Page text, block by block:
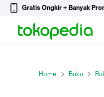
Gratis Ongkir + Banyak
Home Buku